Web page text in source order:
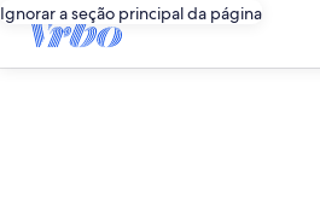
Ignorar a seção principal da página